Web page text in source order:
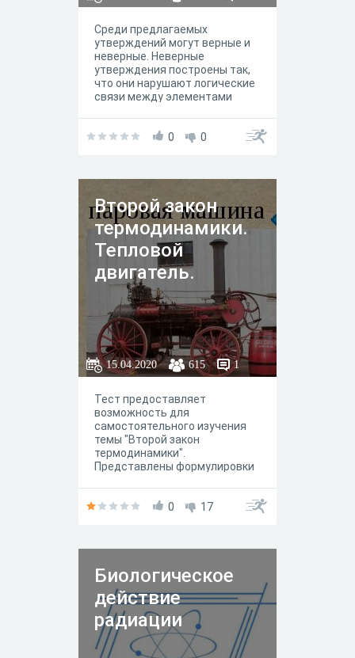
Среди предлагаемых
утверждений могут верные и
неверные. Неверные
утверждения построены так,
что они нарушают логические
связи между элементами
искажающие суть физических
ошибочным, если в нем
формулировка. Если в
утверждении по умолчанию
подразумеваются случаи,
когда физический закон или
теория неприменимы, оно
тоже не может быть признано
верным. Как правило,
неверное утверждение
содержит одну ошибку,
неверными могут быть одно-
два слова, возможно,
ошибочные слова нужно
поменять местами.
0 0
Второй закон
термодинамики.
Тепловой
двигатель.
15.04.2020 615 1
Тест предоставляет
возможность для
самостоятельного изучения
темы "Второй закон
термодинамики".
Представлены формулировки
теплового двигателя.
0 17
Биологическое
действие
радиации